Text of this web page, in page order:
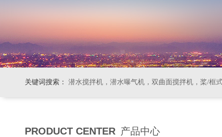
关键词搜索： 潜水搅拌机，潜水曝气机，双曲面搅拌机，桨/框式搅拌
PRODUCT CENTER 产品中心